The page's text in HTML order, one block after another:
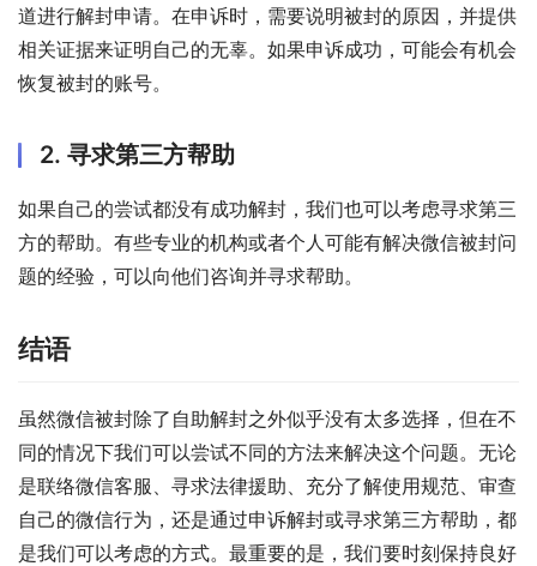
道进行解封申请。在申诉时，需要说明被封的原因，并提供
相关证据来证明自己的无辜。如果申诉成功，可能会有机会
恢复被封的账号。
2. 寻求第三方帮助
如果自己的尝试都没有成功解封，我们也可以考虑寻求第三
方的帮助。有些专业的机构或者个人可能有解决微信被封问
题的经验，可以向他们咨询并寻求帮助。
结语
虽然微信被封除了自助解封之外似乎没有太多选择，但在不
同的情况下我们可以尝试不同的方法来解决这个问题。无论
是联络微信客服、寻求法律援助、充分了解使用规范、审查
自己的微信行为，还是通过申诉解封或寻求第三方帮助，都
是我们可以考虑的方式。最重要的是，我们要时刻保持良好